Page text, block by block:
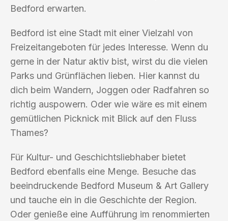
Bedford erwarten.
Bedford ist eine Stadt mit einer Vielzahl von
Freizeitangeboten für jedes Interesse. Wenn du
gerne in der Natur aktiv bist, wirst du die vielen
Parks und Grünflächen lieben. Hier kannst du
dich beim Wandern, Joggen oder Radfahren so
richtig auspowern. Oder wie wäre es mit einem
gemütlichen Picknick mit Blick auf den Fluss
Thames?
Für Kultur- und Geschichtsliebhaber bietet
Bedford ebenfalls eine Menge. Besuche das
beeindruckende Bedford Museum & Art Gallery
und tauche ein in die Geschichte der Region.
Oder genieße eine Aufführung im renommierten